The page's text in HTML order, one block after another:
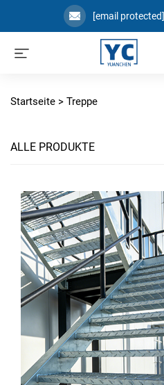
[email protected]
Startseite > Treppe
ALLE PRODUKTE